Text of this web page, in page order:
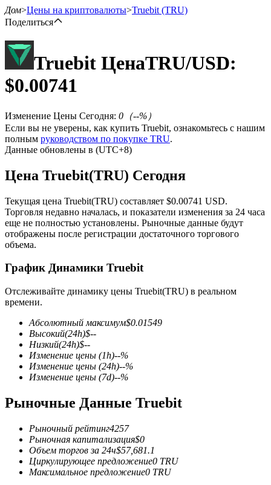
Фьючерсы
Фьючерсы с использованием USDT в качестве
обеспечения
Фьючерсы на COIN-M
Криптовалютные фьючерсы
Деривативы на акции, форекс, драгоценные металлы и
сырьевые товары
Дом>Цены на криптовалюты>Truebit (TRU)
Поделиться
Truebit ЦенаTRU/USD:
$0.00741
Изменение Цены Сегодня: 0 （--%）
Если вы не уверены, как купить Truebit, ознакомьтесь с нашим
полным руководством по покупке TRU.
Данные обновлены в (UTC+8)
Цена Truebit(TRU) Сегодня
Текущая цена Truebit(TRU) составляет $0.00741 USD.
Торговля недавно началась, и показатели изменения за 24 часа
еще не полностью установлены. Рыночные данные будут
отображены после регистрации достаточного торгового
объема.
График Динамики Truebit
Отслеживайте динамику цены Truebit(TRU) в реальном
времени.
Абсолютный максимум$0.01549
Высокий(24h)$--
Низкий(24h)$--
Изменение цены (1h)--%
Изменение цены (24h)--%
Изменение цены (7d)--%
Рыночные Данные Truebit
Рыночный рейтинг4257
Рыночная капитализация$0
Объем торгов за 24ч$57,681.1
Циркулирующее предложение0 TRU
Максимальное предложение0 TRU